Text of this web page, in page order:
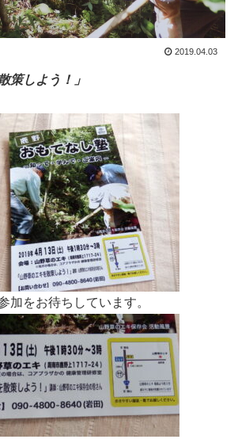
2019.04.03
策しよう！」
加をお待ちしています。